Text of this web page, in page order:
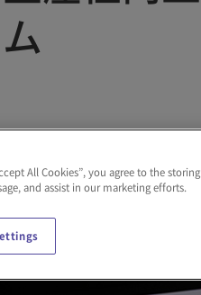
All Cookies”, you agree to the
and assist in our marketing efforts.